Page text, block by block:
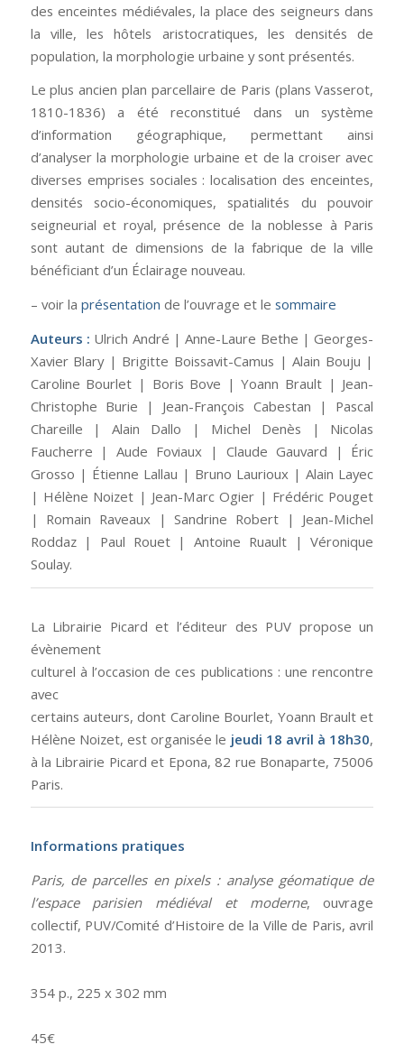
des enceintes médiévales, la place des seigneurs dans
la ville, les hôtels aristocratiques, les densités de
population, la morphologie urbaine y sont présentés.
Le plus ancien plan parcellaire de Paris (plans Vasserot,
1810-1836) a été reconstitué dans un système
d’information géographique, permettant ainsi
d’analyser la morphologie urbaine et de la croiser avec
diverses emprises sociales : localisation des enceintes,
densités socio-économiques, spatialités du pouvoir
seigneurial et royal, présence de la noblesse à Paris
sont autant de dimensions de la fabrique de la ville
bénéficiant d’un Éclairage nouveau.
– voir la présentation de l’ouvrage et le sommaire
Auteurs : Ulrich André | Anne-Laure Bethe | Georges-
Xavier Blary | Brigitte Boissavit-Camus | Alain Bouju |
Caroline Bourlet | Boris Bove | Yoann Brault | Jean-
Christophe Burie | Jean-François Cabestan | Pascal
Chareille | Alain Dallo | Michel Denès | Nicolas
Faucherre | Aude Foviaux | Claude Gauvard | Éric
Grosso | Étienne Lallau | Bruno Laurioux | Alain Layec
| Hélène Noizet | Jean-Marc Ogier | Frédéric Pouget
| Romain Raveaux | Sandrine Robert | Jean-Michel
Roddaz | Paul Rouet | Antoine Ruault | Véronique
Soulay.
La Librairie Picard et l’éditeur des PUV propose un
évènement
culturel à l’occasion de ces publications : une rencontre
avec
certains auteurs, dont Caroline Bourlet, Yoann Brault et
Hélène Noizet, est organisée le jeudi 18 avril à 18h30,
à la Librairie Picard et Epona, 82 rue Bonaparte, 75006
Paris.
Informations pratiques
Paris, de parcelles en pixels : analyse géomatique de
l’espace parisien médiéval et moderne, ouvrage
collectif, PUV/Comité d’Histoire de la Ville de Paris, avril
2013.
354 p., 225 x 302 mm
45€